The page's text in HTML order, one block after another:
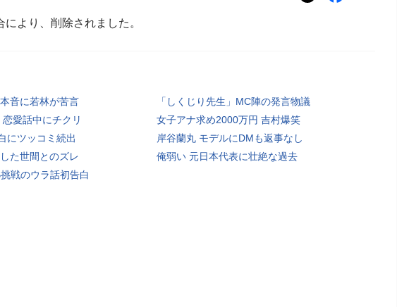
により、削除されました。
音に若林が苦言
「しくじり先生」MC陣の発言物議
愛話中にチクリ
女子アナ求め2000万円 吉村爆笑
にツッコミ続出
岸谷蘭丸 モデルにDMも返事なし
た世間とのズレ
俺弱い 元日本代表に壮絶な過去
戦のウラ話初告白